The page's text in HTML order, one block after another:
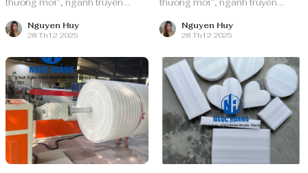
nguồn lực dồi dào và chiến lược
bài bản, sẵn sàng ghi danh trên
Nguyen Huy
28 Th12 2025
nguồn lực dồi dào và chiến lược
bài bản, sẵn sàng ghi danh trên
Nguyen Huy
28 Th12 2025